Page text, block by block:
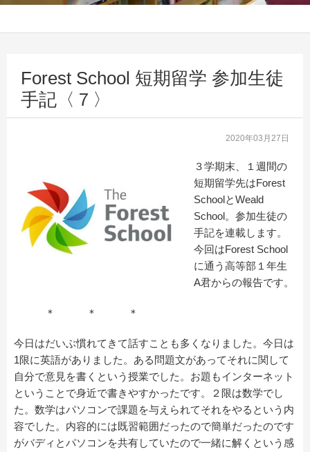
Forest School 短期留学 参加生徒
手記〈７〉
2020年03月27日
３学期末、１週間の
短期留学先はForest
SchoolとWeald
School。参加生徒の
手記を連載します。
今回はForest School
に通う高等部１年生
A君からの報告です。
＊ ＊ ＊
今日はだいぶ慣れてきて話すことも多くなりました。今日は
1限に英語がありました。ある問題文があってそれに関して
自分で意見を書くという授業でした。お題もインターネット
ということで身近で書きやすかったです。２限は数学でし
た。数学はパソコンで課題を与えられてそれをやるという内
容でした。内容的には既習範囲だったので簡単だったのです
がバディとパソコンを共有していたので一緒に解くという感